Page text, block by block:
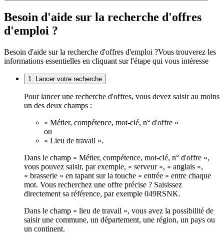
Besoin d'aide sur la recherche d'offres
d'emploi ?
Besoin d'aide sur la recherche d'offres d'emploi ?Vous trouverez les
informations essentielles en cliquant sur l'étape qui vous intéresse
1. Lancer votre recherche
Pour lancer une recherche d'offres, vous devez saisir au moins
un des deux champs :
« Métier, compétence, mot-clé, n° d'offre »
ou
« Lieu de travail ».
Dans le champ « Métier, compétence, mot-clé, n° d'offre »,
vous pouvez saisir, par exemple, « serveur », « anglais »,
« brasserie » en tapant sur la touche « entrée » entre chaque
mot. Vous recherchez une offre précise ? Saisissez
directement sa référence, par exemple 049RSNK.
Dans le champ « lieu de travail », vous avez la possibilité de
saisir une commune, un département, une région, un pays ou
un continent.